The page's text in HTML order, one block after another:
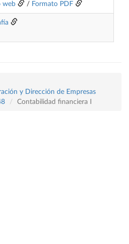
web / Formato PDF
y Dirección de Empresas
Contabilidad financiera I